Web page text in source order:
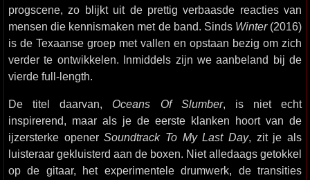
progscene, zo blijkt uit de prettig verbaasde reacties van
mensen die kennismaken met de band. Sinds Winter(2016)
is de Texaanse groep met vallen en opstaan bezig om zich
verder te ontwikkelen. Inmiddels zijn we aanbeland bij de
vierde full-length.
De titel daarvan, Oceans Of Slumber, is niet echt
inspirerend, maar als je de eerste klanken hoort van de
ijzersterke openerSoundtrack To My Last Day, zit je als
luisteraar gekluisterd aan de boxen. Niet alledaags getokkel
op de gitaar, het experimentele drumwerk, de transities